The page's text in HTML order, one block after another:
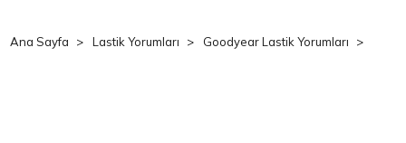
Ana Sayfa Lastik Yorumları Goodyear Lastik Yorumları